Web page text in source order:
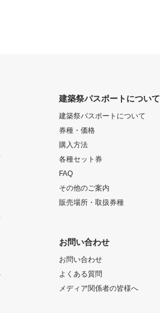
建築祭パスポートについて
建築祭パスポートについて
券種・価格
購入方法
各種セット券
FAQ
その他のご案内
販売場所・取扱券種
お問い合わせ
お問い合わせ
よくある質問
メディア関係者の皆様へ